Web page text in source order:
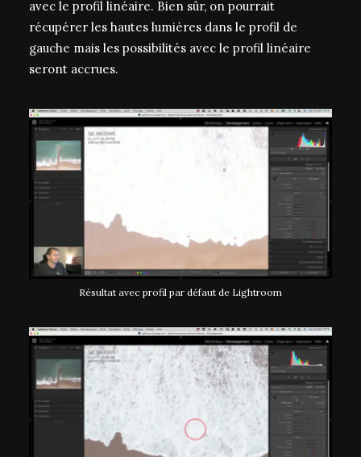
avec le profil linéaire. Bien sûr, on pourrait
récupérer les hautes lumières dans le profil de
gauche mais les possibilités avec le profil linéaire
seront accrues.
Résultat avec profil par défaut de Lightroom